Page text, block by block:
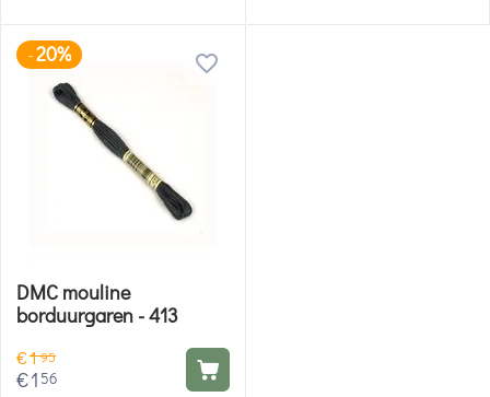
-20%
DMC mouline
borduurgaren - 413
€195
€1 56